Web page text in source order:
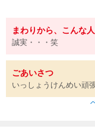
まわりから、こんな
誠実・・・笑
ごあいさつ
いっしょうけんめい頑